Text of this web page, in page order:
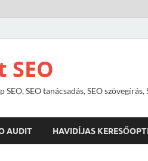
SEO tanácsadás, SEO
AUDIT HAVIDÍJAS